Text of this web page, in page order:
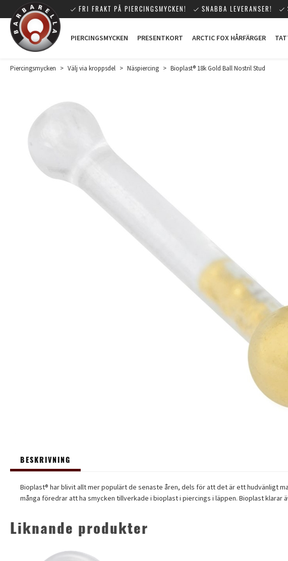
FRI FRAKT PÅ PIERCINGSMYCKEN! SNABBA LEVERANSER!
PIERCINGSMYCKEN PRESENTKORT ARCTIC FOX HÅRFÄRGER
Piercingsmycken > Välj via kroppsdel > Näspiercing > Bioplast® 18k Gold Ball Nostril Stud
BESKRIVNING
Bioplast® har blivit allt mer populärt de senaste åren, dels för att det är ett hudvänligt
många föredrar att ha smycken tillverkade i bioplast i piercings i läppen. Bioplast
Liknande produkter